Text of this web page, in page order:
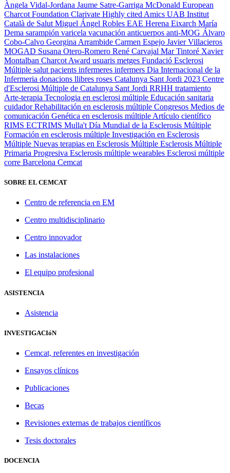
Àngela Vidal-Jordana Jaume Satre-Garriga McDonald European
Charcot Foundation Clarivate Highly cited Amics UAB Institut
Català de Salut Miguel Ángel Robles EAE Herena Eixarch María
Dema sarampión varicela vacunación anticuerpos anti-MOG Álvaro
Cobo-Calvo Georgina Arrambide Carmen Espejo Javier Villacieros
MOGAD Susana Otero-Romero René Carvajal Mar Tintoré Xavier
Montalban Charcot Award usuaris metges Fundació Esclerosi
Múltiple salut pacients infermeres infermers Dia Internacional de la
Infermeria donacions llibres roses Catalunya Sant Jordi 2023 Centre
d'Esclerosi Múltiple de Catalunya Sant Jordi RRHH tratamiento
Arte-terapia Tecnologia en esclerosi múltiple Educación sanitaria
cuidadorRehabilitación en esclerosis múltiple Congresos Medios de
comunicación Genética en esclerosis múltiple Artículo científico
RIMS ECTRIMS Mulla't Día Mundial de la Esclerosis Múltiple
Formación en esclerosis múltiple Investigación en Esclerosis
Múltiple Nuevas terapias en Esclerosis Múltiple Esclerosis Múltiple
Primaria Progresiva Esclerosis múltiple wearables Esclerosi múltiple
corre Barcelona Cemcat
SOBRE EL CEMCAT
Centro de referencia en EM
Centro multidisciplinario
Centro innovador
Las instalaciones
El equipo profesional
ASISTENCIA
Asistencia
INVESTIGACIóN
Cemcat, referentes en investigación
Ensayos clínicos
Publicaciones
Becas
Revisiones externas de trabajos científicos
Tesis doctorales
DOCENCIA